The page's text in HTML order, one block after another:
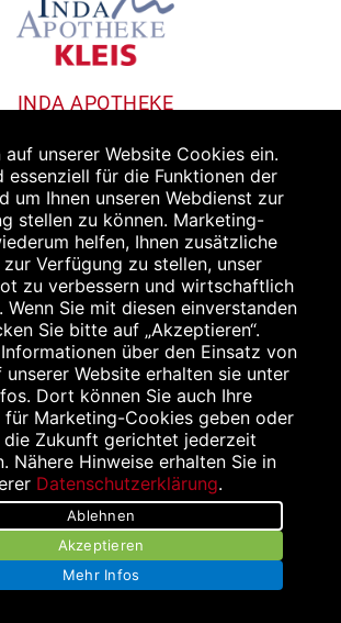
INDA APOTHEKE
52076 Aachen
Tel.: 02408 3933
Fax: 02408 6872
info@inda-apotheke.de
& OT KLEIS
Fuggerstraße 21-25
52152 Simmerath
Tel.: 02473 68 97 66
Fax: 02473 68 97 65
auf unserer Website Cookies ein.
essenziell für die Funktionen der
um Ihnen unseren Webdienst zur
stellen zu können. Marketing-
helfen, Ihnen zusätzliche
zur Verfügung zu stellen, unser
zu verbessern und wirtschaftlich
Wenn Sie mit diesen einverstanden
Sie bitte auf „Akzeptieren“.
über den Einsatz von
unserer Website erhalten sie unter
Dort können Sie auch Ihre
für Marketing-Cookies geben oder
die Zukunft gerichtet jederzeit
Nähere Hinweise erhalten Sie in
Datenschutzerklärung.
Ablehnen
Akzeptieren
Mehr Infos